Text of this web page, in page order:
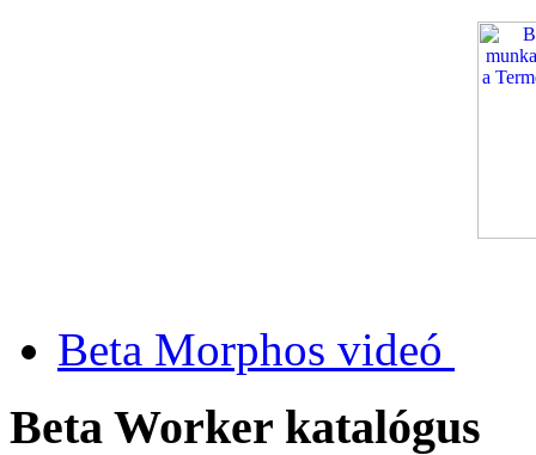
Beta Morphos videó
Beta Worker katalógus